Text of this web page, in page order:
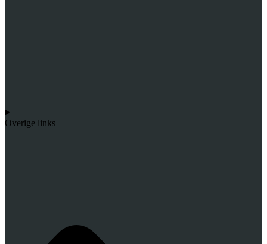
Overige links